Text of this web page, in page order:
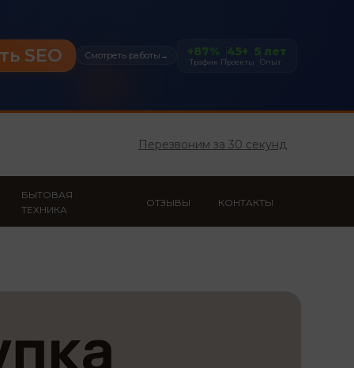
SEO Смотреть работы → +87%
Трафик
45+
Проекты
5 лет
Опыт
Перезвоним за 30 секунд
БЫТОВАЯ
ТЕХНИКА
ОТЗЫВЫ КОНТАКТЫ